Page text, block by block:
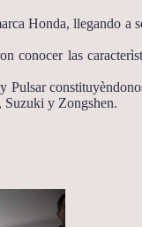
Honda, llegando a
conocer las
Suzuki y Zongshen.